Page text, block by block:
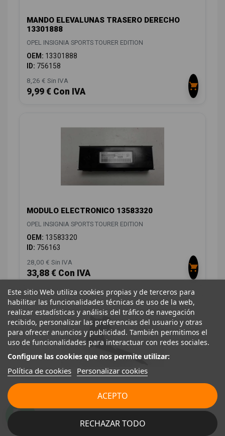
MANDO ELEVALUNAS TRASERO DERECHO
13301888
OPEL INSIGNIA SPORTS TOURER EDITION
OEM: 13301888
ID: 756158
8,26 € Sin IVA
9,99 € Con IVA
MODULO ELECTRONICO 13583320
OPEL INSIGNIA SPORTS TOURER EDITION
OEM: 13583320
ID: 756163
28,00 € Sin IVA
33,88 € Con IVA
POTENCIOMETRO PEDAL 13237352
Este sitio Web utiliza cookies propias y de terceros para
habilitar las funcionalidades técnicas de uso de la web,
realizar estadísticas y análisis del tráfico de navegación
recibido, personalizar las preferencias del usuario y otras
para ofrecer anuncios y publicidad. También permitimos el
uso de funcionalidades para interactuar con redes sociales.
Configure las cookies que nos permite utilizar:
Política de cookies Personalizar cookies
RECHAZAR TODO
ACEPTO